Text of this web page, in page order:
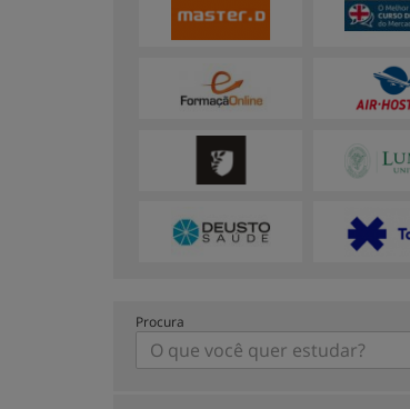
Procura